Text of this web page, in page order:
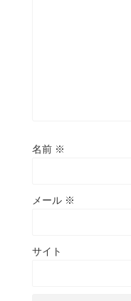
名前 ※
メール ※
サイト